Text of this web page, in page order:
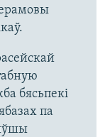
бясьпекі
па